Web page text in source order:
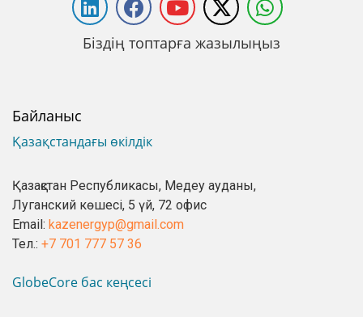
Біздің топтарға жазылыңыз
Байланыс
Қазақстандағы өкілдік
Қазақстан Республикасы, Медеу ауданы,
Луганский көшесі, 5 үй, 72 офис
Email: kazenergyp@gmail.com
Тел.: +7 701 777 57 36
GlobeCore бас кеңсесі